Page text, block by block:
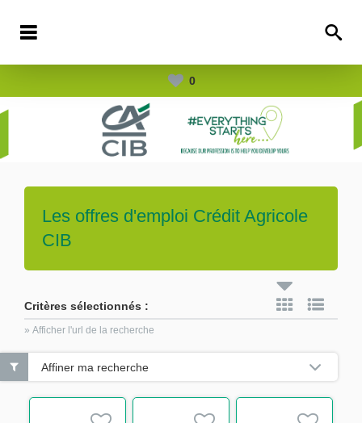
0
Les offres d'emploi Crédit Agricole
CIB
Critères sélectionnés :
» Afficher l'url de la recherche
Affiner ma recherche